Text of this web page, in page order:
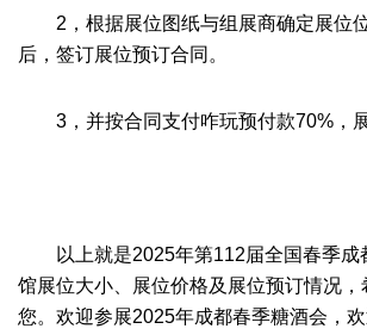
2，根据展位图纸与组展商确定展位
后，签订展位预订合同。
3， 并按合同支付咋玩预付款70%，
以上就是2025年第112届全国春季
馆展位大小、展位价格及展位预订情况，
您。欢迎参展2025年成都春季糖酒会，